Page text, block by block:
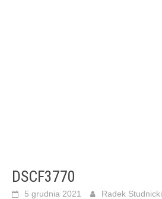
DSCF3770
5 grudnia 2021 Radek Studnicki